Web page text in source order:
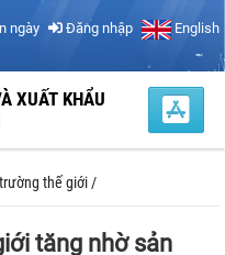
ngày Đăng nhập English
XUẤT KHẨU
thế giới /
tăng nhờ sản